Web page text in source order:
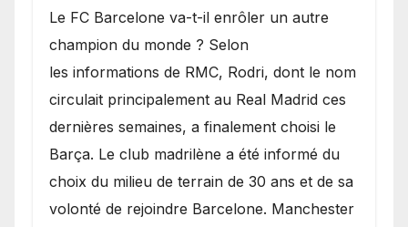
​Le FC Barcelone va-t-il enrôler un autre
champion du monde ? Selon
les informations de RMC, Rodri, dont le nom
circulait principalement au Real Madrid ces
dernières semaines, a finalement choisi le
Barça. Le club madrilène a été informé du
choix du milieu de terrain de 30 ans et de sa
volonté de rejoindre Barcelone. Manchester